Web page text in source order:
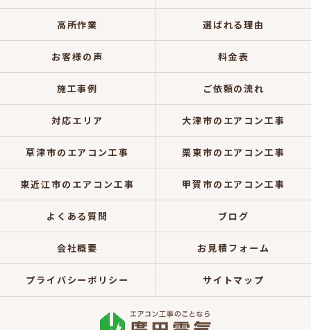
高所作業 選ばれる理由
お客様の声 料金表
施工事例 ご依頼の流れ
対応エリア 大津市のエアコン工事
草津市のエアコン工事 栗東市のエアコン工事
東近江市のエアコン工事 甲賀市のエアコン工事
よくある質問 ブログ
会社概要 お見積フォーム
プライバシーポリシー サイトマップ